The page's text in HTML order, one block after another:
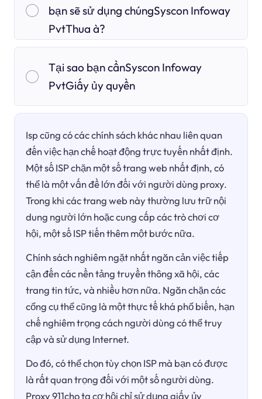
bạn sẽ sử dụng chúngSyscon Infoway
PvtThua à?
Tại sao bạn cầnSyscon Infoway
PvtGiấy ủy quyền
Isp cũng có các chính sách khác nhau liên quan
đến việc hạn chế hoạt động trực tuyến nhất định.
Một số ISP chặn một số trang web nhất định, có
thể là một vấn đề lớn đối với người dùng proxy.
Trong khi các trang web này thường lưu trữ nội
dung người lớn hoặc cung cấp các trò chơi cơ
hội, một số ISP tiến thêm một bước nữa.
Chính sách nghiêm ngặt nhất ngăn cản việc tiếp
cận đến các nền tảng truyền thông xã hội, các
trang tin tức, và nhiều hơn nữa. Ngăn chặn các
cổng cụ thể cũng là một thực tế khá phổ biến, hạn
chế nghiêm trọng cách người dùng có thể truy
cập và sử dụng Internet.
Do đó, có thể chọn tùy chọn ISP mà bạn có được
là rất quan trọng đối với một số người dùng.
Proxy 911cho ta cơ hội chỉ sử dụng giấy ủy